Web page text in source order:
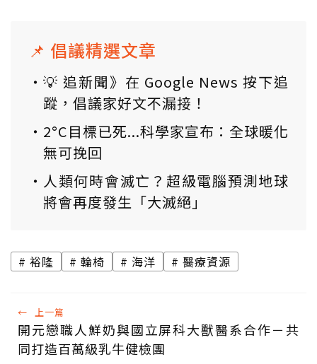
📌 倡議精選文章
💡 追新聞》在 Google News 按下追
蹤，倡議家好文不漏接！
2°C目標已死...科學家宣布：全球暖化
無可挽回
人類何時會滅亡？超級電腦預測地球
將會再度發生「大滅絕」
裕隆 輪椅 海洋 醫療資源
← 上一篇
開元戀職人鮮奶與國立屏科大獸醫系合作－共
同打造百萬級乳牛健檢團